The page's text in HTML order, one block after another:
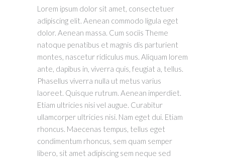
Lorem ipsum dolor sit amet, consectetuer
adipiscing elit. Aenean commodo ligula eget
dolor. Aenean massa. Cum sociis Theme
natoque penatibus et magnis dis parturient
montes, nascetur ridiculus mus. Aliquam lorem
ante, dapibus in, viverra quis, feugiat a, tellus.
Phasellus viverra nulla ut metus varius
laoreet. Quisque rutrum. Aenean imperdiet.
Etiam ultricies nisi vel augue. Curabitur
ullamcorper ultricies nisi. Nam eget dui. Etiam
rhoncus. Maecenas tempus, tellus eget
condimentum rhoncus, sem quam semper
libero, sit amet adipiscing sem neque sed